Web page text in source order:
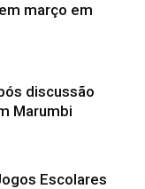
março em
discussão
Marumbi
Escolares